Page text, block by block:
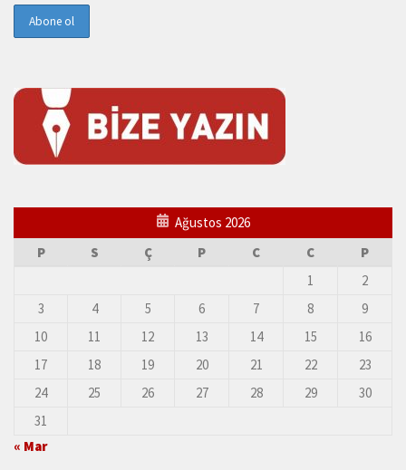
Ağustos 2026
P
S Ç P C C
P
1
2
3
4 5 6 7 8
9
10
11 12 13 14 15
16
17
18 19 20 21 22
23
24
25 26 27 28 29
30
31
« Mar